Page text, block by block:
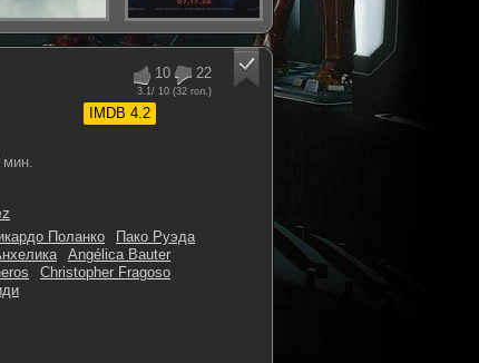
10 22
3.1/ 10 (32 гол.)
IMDB 4.2
мин.
Поланко
Пако Руэда
Angélica Bauter
Christopher Fragoso